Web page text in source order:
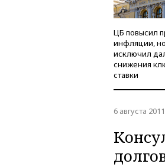
ЦБ повысил
инфляции,
исключил
снижения
ставки
6 августа